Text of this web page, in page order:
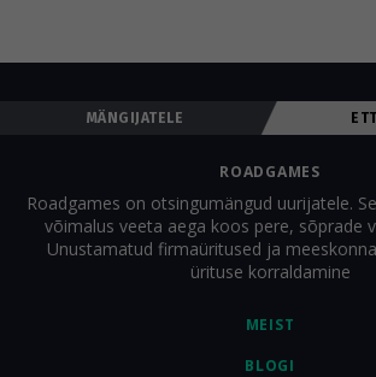
MÄNGIJATELE
MEIST
BLOGI
ROADGAMES
Roadgames on otsingumängud uurijatele.
võimalus veeta aega koos pere, sõprade
Unustamatud firmaüritused ja
ürituse korraldamine